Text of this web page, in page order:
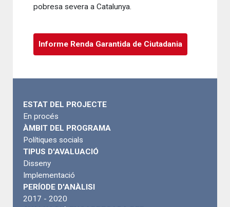
pobresa severa a Catalunya.
Informe Renda Garantida de Ciutadania
ESTAT DEL PROJECTE
En procés
ÀMBIT DEL PROGRAMA
Polítiques socials
TIPUS D'AVALUACIÓ
Disseny
Implementació
PERÍODE D'ANÀLISI
2017 - 2020